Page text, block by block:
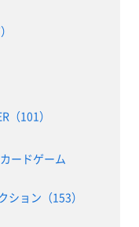
（101）
ードゲーム
ション（153）